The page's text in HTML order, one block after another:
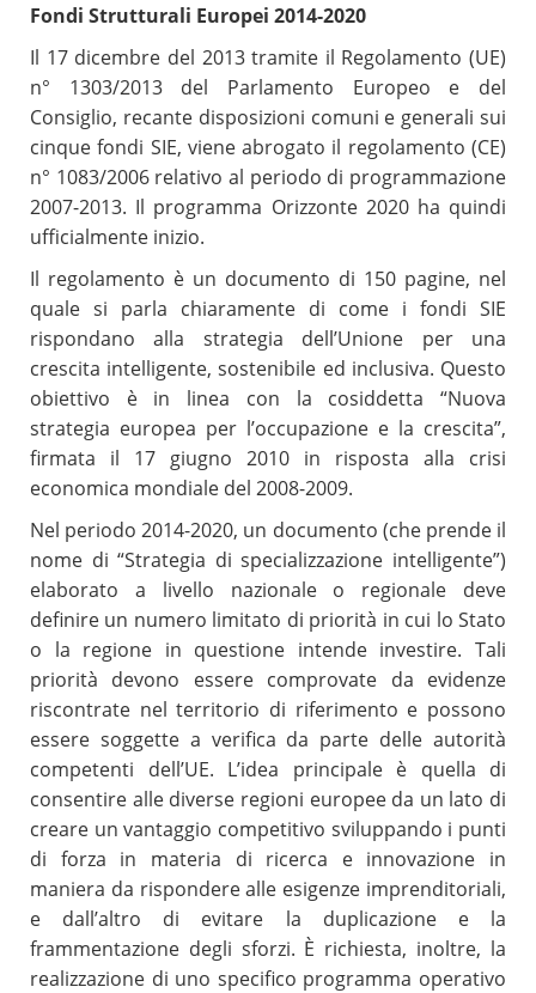
Fondi Strutturali Europei 2014-2020
Il 17 dicembre del 2013 tramite il Regolamento (UE)
n° 1303/2013 del Parlamento Europeo e del
Consiglio, recante disposizioni comuni e generali sui
cinque fondi SIE, viene abrogato il regolamento (CE)
n° 1083/2006 relativo al periodo di programmazione
2007-2013. Il programma Orizzonte 2020 ha quindi
ufficialmente inizio.
Il regolamento è un documento di 150 pagine, nel
quale si parla chiaramente di come i fondi SIE
rispondano alla strategia dell’Unione per una
crescita intelligente, sostenibile ed inclusiva. Questo
obiettivo è in linea con la cosiddetta “Nuova
strategia europea per l’occupazione e la crescita”,
firmata il 17 giugno 2010 in risposta alla crisi
economica mondiale del 2008-2009.
Nel periodo 2014-2020, un documento (che prende il
nome di “Strategia di specializzazione intelligente”)
elaborato a livello nazionale o regionale deve
definire un numero limitato di priorità in cui lo Stato
o la regione in questione intende investire. Tali
priorità devono essere comprovate da evidenze
riscontrate nel territorio di riferimento e possono
essere soggette a verifica da parte delle autorità
competenti dell’UE. L’idea principale è quella di
consentire alle diverse regioni europee da un lato di
creare un vantaggio competitivo sviluppando i punti
di forza in materia di ricerca e innovazione in
maniera da rispondere alle esigenze imprenditoriali,
e dall’altro di evitare la duplicazione e la
frammentazione degli sforzi. È richiesta, inoltre, la
realizzazione di uno specifico programma operativo